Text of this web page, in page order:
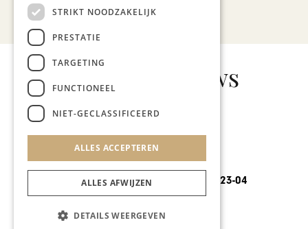
Bekijk alle artikelen
Gerelateerd nieuws
De smokkelaars en het
vergeten vierde land
STRIKT NOODZAKELIJK
PRESTATIE
TARGETING
FUNCTIONEEL
NIET-GECLASSIFICEERD
ALLES ACCEPTEREN
ALLES AFWIJZEN
DETAILS WEERGEVEN